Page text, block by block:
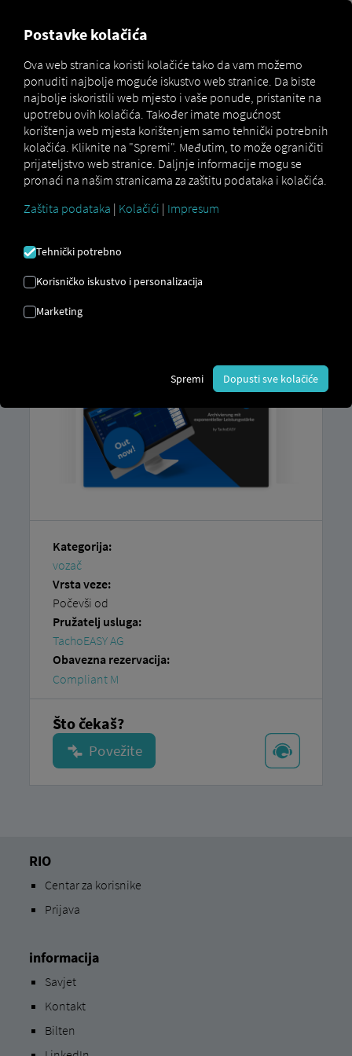
Marketplace Connectors tacholog² Connect
TACHOLOG² CONNECT
TachoEASY AG ? Tada možete
vam treba je pristup
Kategorija:
vozač
Vrsta veze:
Počevši od
Pružatelj usluga:
TachoEASY AG
Obavezna rezervacija:
Compliant M
Što čekaš?
RIO
Centar za korisnike
Prijava
informacija
Savjet
Kontakt
Bilten
Postavke kolačića
Ova web stranica koristi kolačiće tako da vam možemo
ponuditi najbolje moguće iskustvo web stranice. Da biste
najbolje iskoristili web mjesto i vaše ponude, pristanite na
upotrebu ovih kolačića. Također imate mogućnost
korištenja web mjesta korištenjem samo tehnički potrebnih
kolačića. Kliknite na "Spremi". Međutim, to može ograničiti
prijateljstvo web stranice. Daljnje informacije mogu se
pronaći na našim stranicama za zaštitu podataka i kolačića.
Zaštita podataka | Kolačići | Impresum
Tehnički potrebno
Korisničko iskustvo i personalizacija
Marketing
Spremi Dopusti sve kolačiće